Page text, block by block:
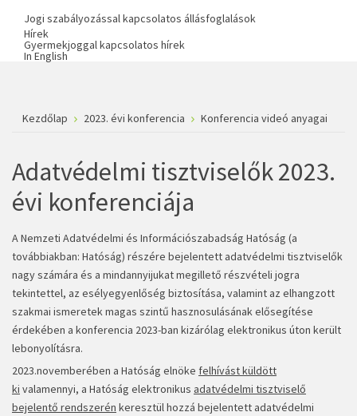
Jogi szabályozással kapcsolatos állásfoglalások
Hírek
Gyermekjoggal kapcsolatos hírek
In English
Kezdőlap 2023. évi konferencia Konferencia videó anyagai
Adatvédelmi tisztviselők 2023.
évi konferenciája
A Nemzeti Adatvédelmi és Információszabadság Hatóság (a
továbbiakban: Hatóság) részére bejelentett adatvédelmi tisztviselők
nagy számára és a mindannyijukat megillető részvételi jogra
tekintettel, az esélyegyenlőség biztosítása, valamint az elhangzott
szakmai ismeretek magas szintű hasznosulásának elősegítése
érdekében a konferencia 2023-ban kizárólag elektronikus úton került
lebonyolításra.
2023.novemberében a Hatóság elnöke felhívást küldött
ki valamennyi, a Hatóság elektronikus adatvédelmi tisztviselő
bejelentő rendszerén keresztül hozzá bejelentett adatvédelmi